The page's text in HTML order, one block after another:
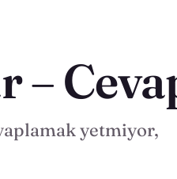
–
yetmiyor,